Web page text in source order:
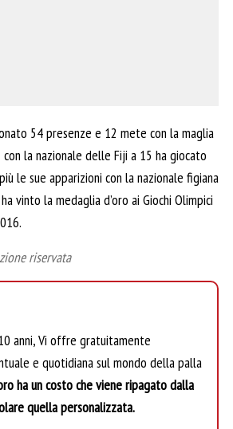
54 presenze e 12 mete con la maglia
la nazionale delle Fiji a 15 ha giocato
le sue apparizioni con la nazionale figiana
vinto la medaglia d’oro ai Giochi Olimpici
riservata
anni, Vi offre gratuitamente
e quotidiana sul mondo della palla
ha un costo che viene ripagato dalla
quella personalizzata.